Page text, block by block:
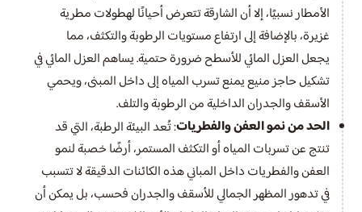
الأمطار نسبيًا، إلا أن الشارقة تتعرض أحيانًا لهطولات مطرية
غزيرة، بالإضافة إلى ارتفاع مستويات الرطوبة والتكثف، مما
يجعل العزل المائي للأسطح ضرورة حتمية. يساهم العزل المائي في
تشكيل حاجز منيع يمنع تسرب المياه إلى داخل المبنى، ويحمي
الأسقف والجدران الداخلية من الرطوبة والتلف.
الحد من نمو العفن والفطريات: تُعد البيئة الرطبة، التي قد
تنتج عن تسربات المياه أو التكثف المستمر، أرضًا خصبة لنمو
العفن والفطريات داخل المباني هذه الكائنات الدقيقة لا تتسبب
في تدهور المظهر الجمالي للأسقف والجدران فحسب، بل يمكن أن